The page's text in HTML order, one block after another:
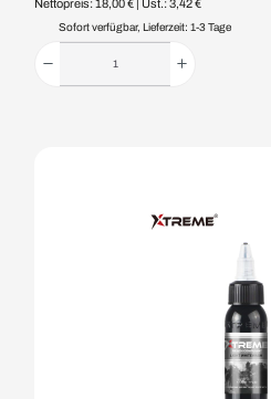
Nettopreis: 18,00 € | Ust.: 3,42 €
Sofort verfügbar, Lieferzeit: 1-3 Tage